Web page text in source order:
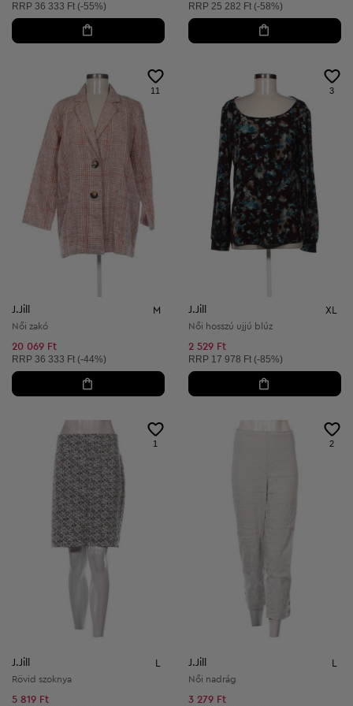
Ajánlott ár:
RRP 36 333 Ft (-55%) Ajánlott ár:
RRP 25 282 Ft (-58%)
11
J.Jill M
Női zakó
20 069 Ft
Ajánlott ár:
RRP 36 333 Ft (-44%)
3
J.Jill XL
Női hosszú ujjú blúz
2 529 Ft
Ajánlott ár:
RRP 17 978 Ft (-85%)
1
J.Jill L
Rövid szoknya
5 819 Ft
2
J.Jill L
Női nadrág
3 279 Ft